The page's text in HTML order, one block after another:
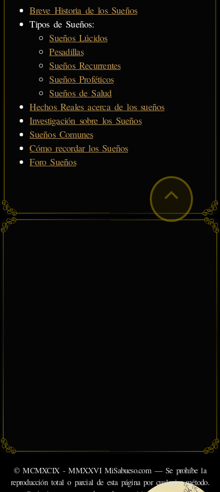
Breve Historia de los Sueños
Tipos de Sueños:
Sueños Lúcidos
Pesadillas
Sueños Recurrentes
Sueños Proféticos
Sueños de Salud
Hechos Reales acerca de los sueños
Investigación sobre los Sueños
Sueños Comunes
Cómo recordar los Sueños
Foro Sueños
© MCMXCIX - MMXXVI MiSabueso.com — Se prohíbe la
reproducción total o parcial de esta página por cualquier método.